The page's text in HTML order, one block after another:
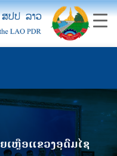
ເຫຼືອແຂວງອຸດົມໄຊ